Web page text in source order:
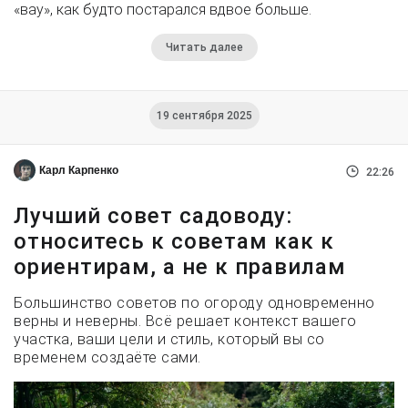
«вау», как будто постарался вдвое больше.
Читать далее
19 сентября 2025
Карл Карпенко 22:26
Лучший совет садоводу:
относитесь к советам как к
ориентирам, а не к правилам
Большинство советов по огороду одновременно
верны и неверны. Всё решает контекст вашего
участка, ваши цели и стиль, который вы со
временем создаёте сами.